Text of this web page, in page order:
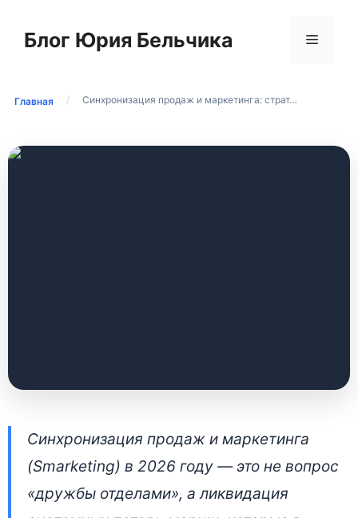
содержимому
Блог Юрия Бельчика Меню
Главная / Синхронизация продаж и маркетинга: страт…
Синхронизация
продаж и маркетинга:
стратегический аудит
Синхронизация продаж и маркетинга
(Smarketing) в 2026 году — это не вопрос
«дружбы отделами», а ликвидация